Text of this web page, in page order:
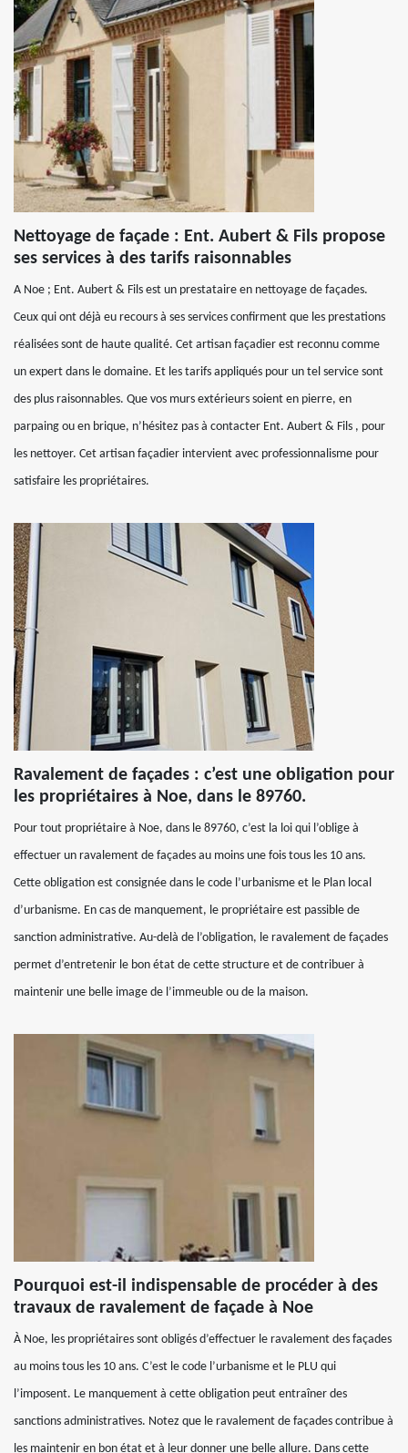
Nettoyage de façade : Ent. Aubert & Fils propose
ses services à des tarifs raisonnables
A Noe ; Ent. Aubert & Fils est un prestataire en nettoyage de façades.
Ceux qui ont déjà eu recours à ses services confirment que les prestations
réalisées sont de haute qualité. Cet artisan façadier est reconnu comme
un expert dans le domaine. Et les tarifs appliqués pour un tel service sont
des plus raisonnables. Que vos murs extérieurs soient en pierre, en
parpaing ou en brique, n’hésitez pas à contacter Ent. Aubert & Fils , pour
les nettoyer. Cet artisan façadier intervient avec professionnalisme pour
satisfaire les propriétaires.
Ravalement de façades : c’est une obligation pour
les propriétaires à Noe, dans le 89760.
Pour tout propriétaire à Noe, dans le 89760, c’est la loi qui l’oblige à
effectuer un ravalement de façades au moins une fois tous les 10 ans.
Cette obligation est consignée dans le code l’urbanisme et le Plan local
d’urbanisme. En cas de manquement, le propriétaire est passible de
sanction administrative. Au-delà de l’obligation, le ravalement de façades
permet d’entretenir le bon état de cette structure et de contribuer à
maintenir une belle image de l’immeuble ou de la maison.
Pourquoi est-il indispensable de procéder à des
travaux de ravalement de façade à Noe
À Noe, les propriétaires sont obligés d’effectuer le ravalement des façades
au moins tous les 10 ans. C’est le code l’urbanisme et le PLU qui
l’imposent. Le manquement à cette obligation peut entraîner des
sanctions administratives. Notez que le ravalement de façades contribue à
les maintenir en bon état et à leur donner une belle allure. Dans cette